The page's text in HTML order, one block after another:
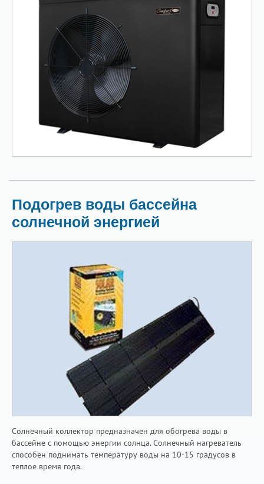
Подогрев воды бассейна
солнечной энергией
Солнечный коллектор предназначен для обогрева воды в
бассейне с помощью энергии солнца. Солнечный нагреватель
способен поднимать температуру воды на 10-15 градусов в
теплое время года.